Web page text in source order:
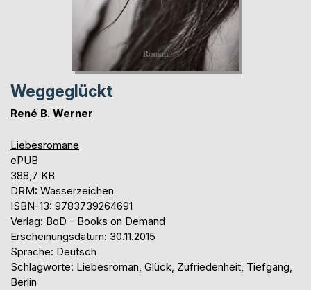
Weggeglückt
René B. Werner
Liebesromane
ePUB
388,7 KB
DRM: Wasserzeichen
ISBN-13: 9783739264691
Verlag: BoD - Books on Demand
Erscheinungsdatum: 30.11.2015
Sprache: Deutsch
Schlagworte: Liebesroman, Glück, Zufriedenheit, Tiefgang,
Berlin